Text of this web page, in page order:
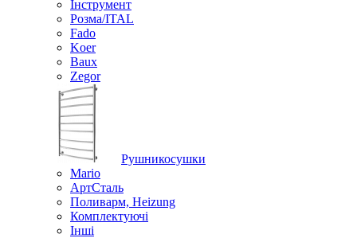
Інструмент
Розма/ITAL
Fado
Koer
Baux
Zegor
Рушникосушки
Mario
АртСталь
Поливарм, Heizung
Комплектуючі
Інші